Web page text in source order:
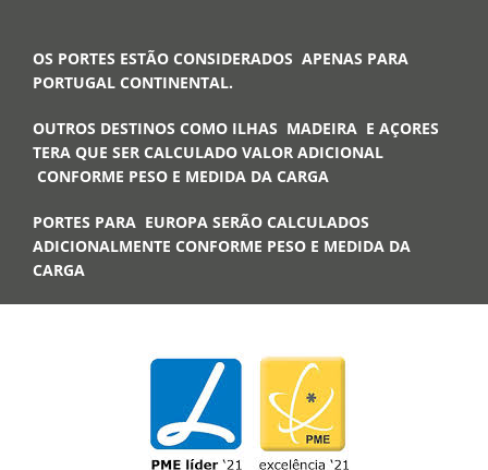
OS PORTES ESTÃO CONSIDERADOS APENAS PARA
PORTUGAL CONTINENTAL.
OUTROS DESTINOS COMO ILHAS MADEIRA E AÇORES
TERA QUE SER CALCULADO VALOR ADICIONAL
CONFORME PESO E MEDIDA DA CARGA
PORTES PARA EUROPA SERÃO CALCULADOS
ADICIONALMENTE CONFORME PESO E MEDIDA DA
CARGA